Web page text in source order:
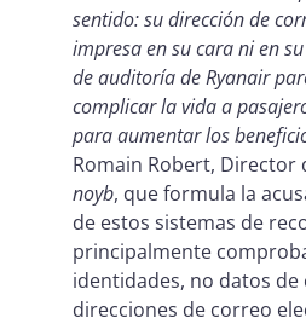
sentido: su dirección de
impresa en su cara ni en
de auditoría de Ryanair
complicar la vida a
para aumentar los
Romain Robert, Director
noyb, que formula la
de estos sistemas de
principalmente
identidades, no datos de
direcciones de correo